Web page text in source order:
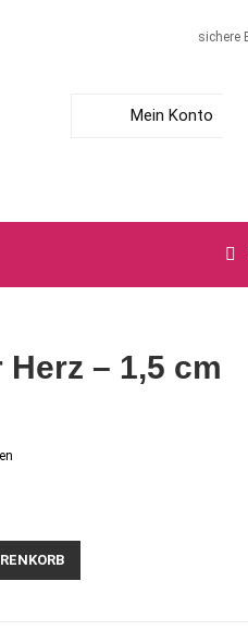
sichere
Mein Konto
– 1,5 cm